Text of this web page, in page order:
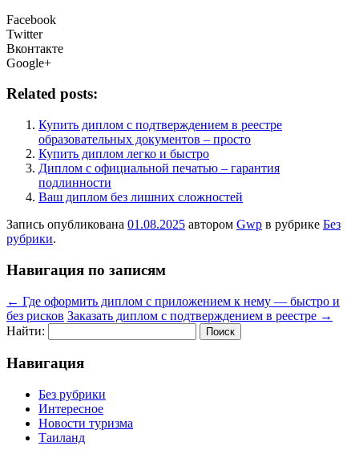
Facebook
Twitter
Вконтакте
Google+
Related posts:
Купить диплом с подтверждением в реестре
образовательных документов – просто
Купить диплом легко и быстро
Диплом с официальной печатью – гарантия
подлинности
Ваш диплом без лишних сложностей
Запись опубликована 01.08.2025 автором Gwp в рубрике Без
рубрики.
Навигация по записям
← Где оформить диплом с приложением к нему — быстро и
без рисков Заказать диплом с подтверждением в реестре →
Найти:
Навигация
Без рубрики
Интересное
Новости туризма
Таиланд